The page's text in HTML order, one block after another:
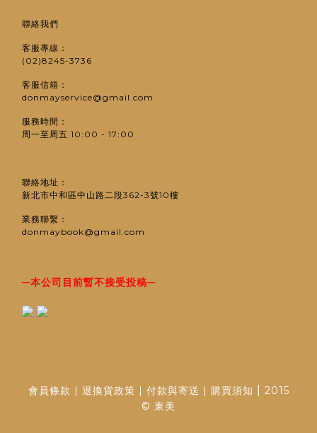
聯絡我們
客服專線：
(02)8245-3736
客服信箱：
donmayservice@gmail.com
服務時間：
周一至周五 10:00 - 17:00
聯絡地址：
新北市中和區中山路二段362-3號10樓
業務聯繫：
donmaybook@gmail.com
─本公司目前暫不接受投稿─
會員條款 | 退換貨政策 | 付款與寄送 | 購買須知
2015
© 東美